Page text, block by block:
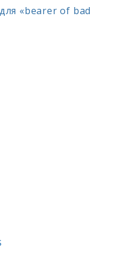
«bearer of bad